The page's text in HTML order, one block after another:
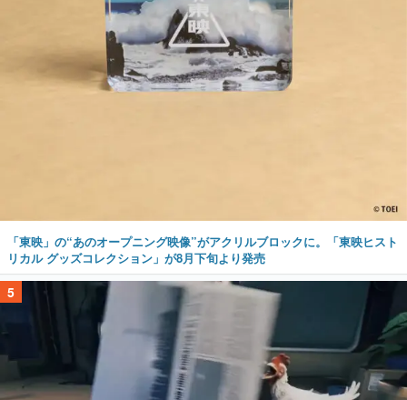
「東映」の“あのオープニング映像”がアクリルブロックに。「東映ヒスト
リカル グッズコレクション」が8月下旬より発売
5